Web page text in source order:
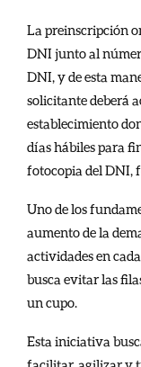
La preinscripción
DNI junto al
DNI, y de esta
solicitante deberá
establecimiento
días hábiles para
fotocopia del DNI,
Uno de los
aumento de la
actividades en
busca evitar las
un cupo.
Esta iniciativa